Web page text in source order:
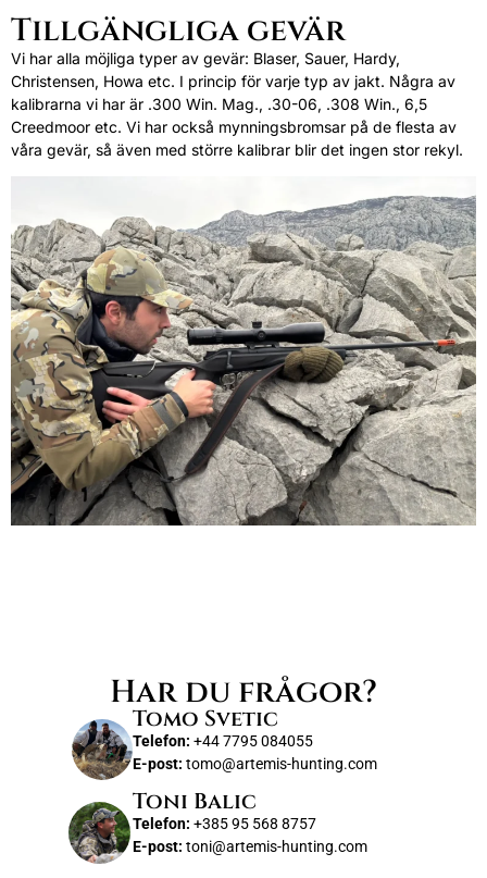
Tillgängliga gevär
Vi har alla möjliga typer av gevär: Blaser, Sauer, Hardy,
Christensen, Howa etc. I princip för varje typ av jakt. Några av
kalibrarna vi har är .300 Win. Mag., .30-06, .308 Win., 6,5
Creedmoor etc. Vi har också mynningsbromsar på de flesta av
våra gevär, så även med större kalibrar blir det ingen stor rekyl.
Har du frågor?
Tomo Svetic
Telefon: +44 7795 084055
E-post: tomo@artemis-hunting.com
Toni Balic
Telefon: +385 95 568 8757
E-post: toni@artemis-hunting.com